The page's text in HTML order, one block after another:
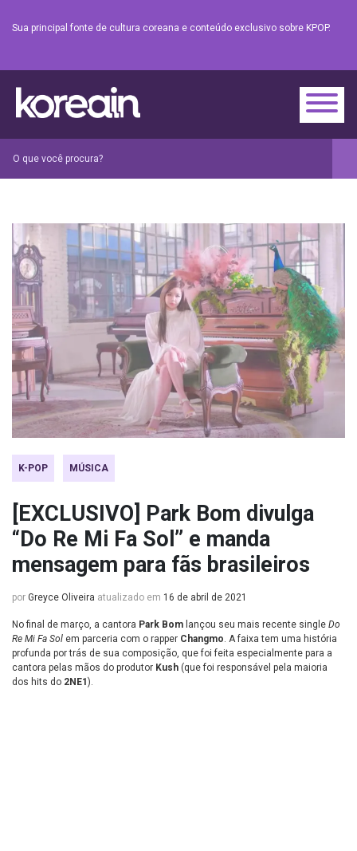
Sua principal fonte de cultura coreana e conteúdo exclusivo sobre KPOP.
K-POP MÚSICA
[EXCLUSIVO] Park Bom divulga
“Do Re Mi Fa Sol” e manda
mensagem para fãs brasileiros
por Greyce Oliveira atualizado em 16 de abril de 2021
No final de março, a cantora Park Bom lançou seu mais recente single Do
Re Mi Fa Sol em parceria com o rapper Changmo. A faixa tem uma história
profunda por trás de sua composição, que foi feita especialmente para a
cantora pelas mãos do produtor Kush (que foi responsável pela maioria
dos hits do 2NE1).